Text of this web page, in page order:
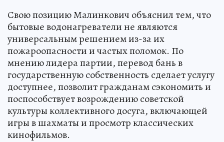
Свою позицию Малинкович объяснил тем, что
бытовые водонагреватели не являются
универсальным решением из-за их
пожароопасности и частых поломок. По
мнению лидера партии, перевод бань в
государственную собственность сделает услугу
доступнее, позволит гражданам сэкономить и
поспособствует возрождению советской
культуры коллективного досуга, включающей
игры в шахматы и просмотр классических
кинофильмов.